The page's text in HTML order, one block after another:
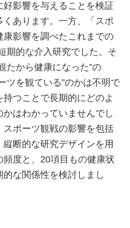
影響を与えることを検証
くあります。一方、「スポ
康影響を調べたこれまでの
期的な介入研究でした。そ
たから健康になった”の
ツを観ている”のかは不明で
つことで長期的にどのよ
はわかっていませんでし
スポーツ観戦の影響を包括
断的な研究デザインを用
度と、20項目もの健康状
な関係性を検討しまし